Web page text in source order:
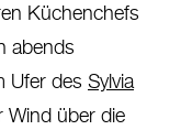
Küchenchefs
abends
Ufer des Sylvia
Wind über die